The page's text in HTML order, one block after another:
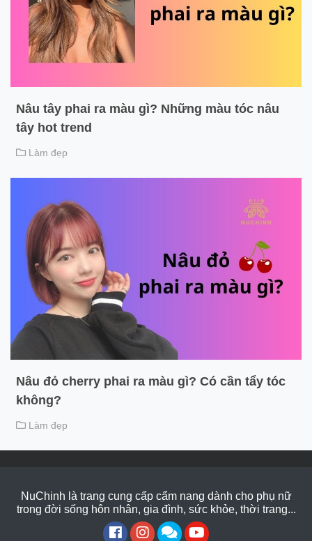
Nâu tây phai ra màu gì? Những màu tóc nâu
tây hot trend
Làm đẹp
Nâu đỏ cherry phai ra màu gì? Có cần tẩy tóc
không?
Làm đẹp
NuChinh là trang cung cấp cẩm nang dành cho phụ nữ
trong đời sống hôn nhân, gia đình, sức khỏe, thời trang...